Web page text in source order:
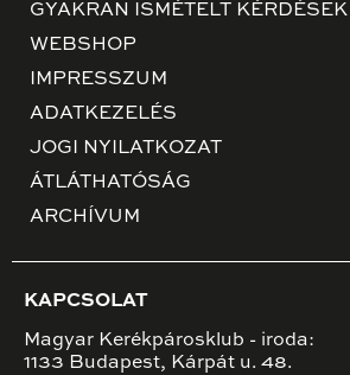
GYAKRAN ISMÉTELT KÉRDÉSEK
WEBSHOP
IMPRESSZUM
ADATKEZELÉS
JOGI NYILATKOZAT
ÁTLÁTHATÓSÁG
ARCHÍVUM
KAPCSOLAT
Magyar Kerékpárosklub - iroda:
1133 Budapest, Kárpát u. 48.